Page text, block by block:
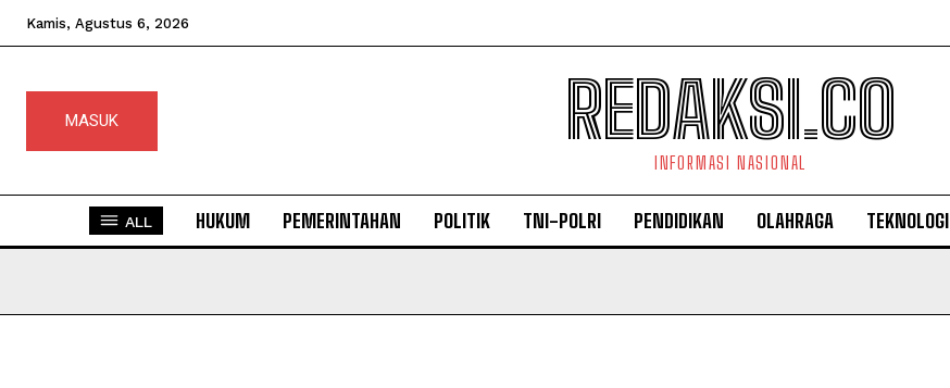
Kamis, Agustus 6, 2026
MASUK REDAKSI.CO
INFORMASI NASIONAL
ALL HUKUM PEMERINTAHAN POLITIK TNI-POLRI PENDIDIKAN OLAHRAGA TEKNOLOGI